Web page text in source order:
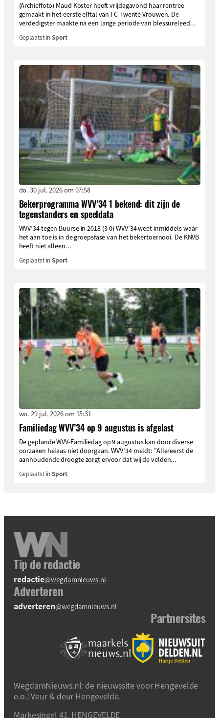
(Archieffoto) Maud Koster heeft vrijdagavond haar rentree
gemaakt in het eerste elftal van FC Twente Vrouwen. De
verdedigster maakte na een lange periode van blessureleed...
Geplaatst inSport
do. 30 jul. 2026 om 07:58
Bekerprogramma WVV’34 1 bekend: dit zijn de
tegenstanders en speeldata
WVV’34 tegen Buurse in 2018 (3-0) WVV’34 weet inmiddels waar
het aan toe is in de groepsfase van het bekertoernooi. De KNVB
heeft niet alleen...
Geplaatst inSport
wo. 29 jul. 2026 om 15:31
Familiedag WVV’34 op 9 augustus is afgelast
De geplande WVV-Familiedag op 9 augustus kan door diverse
oorzaken helaas niet doorgaan. WVV’34 meldt: ”Allereerst de
aanhoudende droogte zorgt ervoor dat wij de velden...
Geplaatst inSport
Tip de redactie
redactie@wegdamnieuws.nl
Adverteren
adverteren@wegdamnieuws.nl
Partnersites
WegdamNieuws.nl: de nieuwssite voor Hengevelde
e.o.! Veur & deur Hengevelde.
Markesingel 41, HENGEVELDE